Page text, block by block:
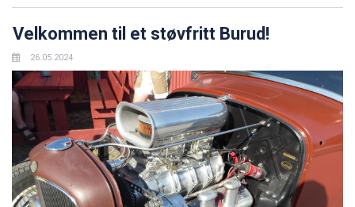
Velkommen til et støvfritt Burud!
26.05.2024